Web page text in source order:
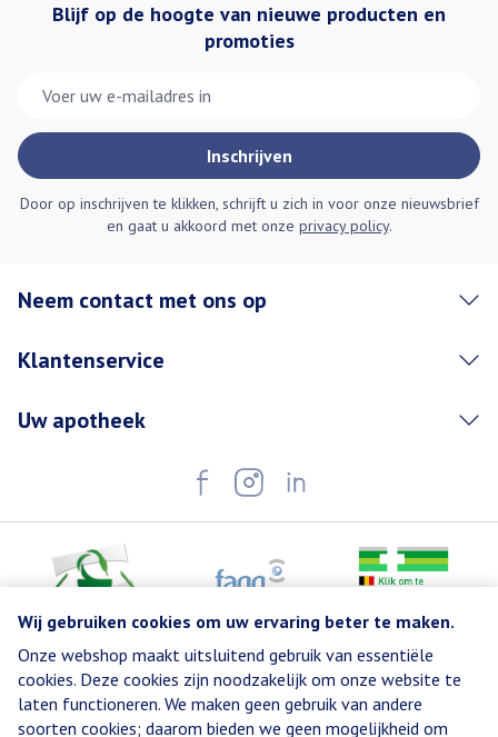
Wij gebruiken cookies om uw ervaring beter te maken.
Onze webshop maakt uitsluitend gebruik van essentiële
cookies. Deze cookies zijn noodzakelijk om onze website te
laten functioneren. We maken geen gebruik van andere
soorten cookies; daarom bieden we geen mogelijkheid om
Blijf op de hoogte van nieuwe producten en
promoties
Inschrijven
Door op inschrijven te klikken, schrijft u zich in voor onze nieuwsbrief
en gaat u akkoord met onze privacy policy.
Neem contact met ons op
Klantenservice
Uw apotheek
Juridische links